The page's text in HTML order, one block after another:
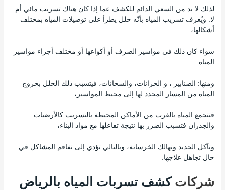
لذلك لا بد من السعي الدائم للكشف عما إذا كان هناك تسريب مائي أم
لا. ويُعرف تسريب المياه بأنّه خلل يطرأ على توصيلات المياه بمختلف
أشكالها،
سواء كان ذلك في مواسير الصرف أو أكواعها أو مختلف أجزاء مواسير
المياه .
ومنها: الصنابير ، و الخزانات، والسخانات، فيتسبب ذلك الخلل بخروج
المياه من المسار المحدد لها إلى محيط المواسير،
فتتجمع المياه بالقرب من الأماكن المحيطة بالتسريب كالأرضيات
والجدران فتسبب الضرر بها نتيجة تفاعلها مع مواد البناء،
وتآكل الحديد وتهالك الخرسانة، وبالتالي تؤدي إلى تفاقم المشاكل في
حال تجاهل علاجها.
شركاتكشف تسربات المياه بالرياض